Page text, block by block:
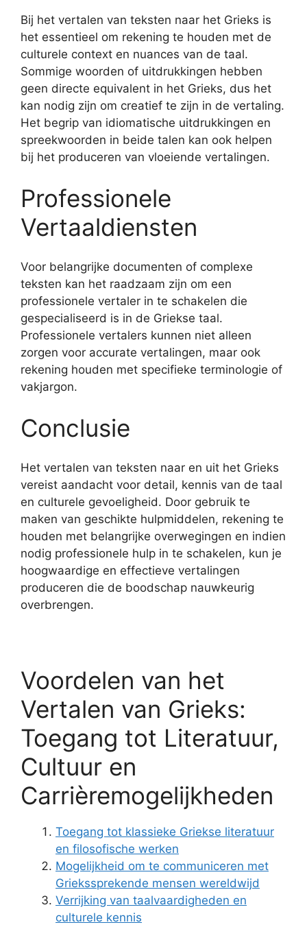
Bij het vertalen van teksten naar het Grieks is
het essentieel om rekening te houden met de
culturele context en nuances van de taal.
Sommige woorden of uitdrukkingen hebben
geen directe equivalent in het Grieks, dus het
kan nodig zijn om creatief te zijn in de vertaling.
Het begrip van idiomatische uitdrukkingen en
spreekwoorden in beide talen kan ook helpen
bij het produceren van vloeiende vertalingen.
Professionele
Vertaaldiensten
Voor belangrijke documenten of complexe
teksten kan het raadzaam zijn om een
professionele vertaler in te schakelen die
gespecialiseerd is in de Griekse taal.
Professionele vertalers kunnen niet alleen
zorgen voor accurate vertalingen, maar ook
rekening houden met specifieke terminologie of
vakjargon.
Conclusie
Het vertalen van teksten naar en uit het Grieks
vereist aandacht voor detail, kennis van de taal
en culturele gevoeligheid. Door gebruik te
maken van geschikte hulpmiddelen, rekening te
houden met belangrijke overwegingen en indien
nodig professionele hulp in te schakelen, kun je
hoogwaardige en effectieve vertalingen
produceren die de boodschap nauwkeurig
overbrengen.
Voordelen van het
Vertalen van Grieks:
Toegang tot Literatuur,
Cultuur en
Carrièremogelijkheden
Toegang tot klassieke Griekse literatuur
en filosofische werken
Mogelijkheid om te communiceren met
Griekssprekende mensen wereldwijd
Verrijking van taalvaardigheden en
culturele kennis